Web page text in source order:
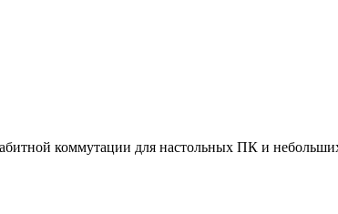
коммутации для настольных ПК и